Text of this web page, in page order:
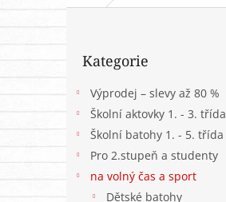
P
kategorie
Kategorie
Výprodej – slevy až 80 %
Školní aktovky 1. - 3. třída
Školní batohy 1. - 5. třída
Pro 2.stupeň a studenty
na volný čas a sport
Dětské batohy